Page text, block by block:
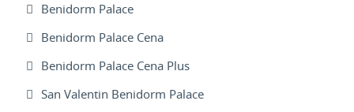
Benidorm Palace
Benidorm Palace Cena
Benidorm Palace Cena Plus
San Valentin Benidorm Palace